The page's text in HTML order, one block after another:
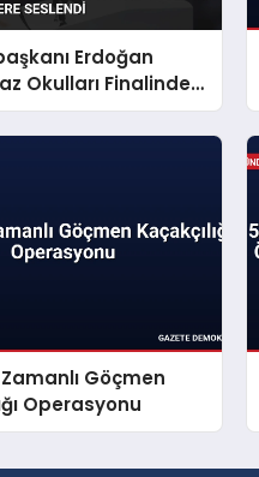
Erdoğan
Okulları Finalinde
Seslendi
Zamanlı Göçmen
Operasyonu